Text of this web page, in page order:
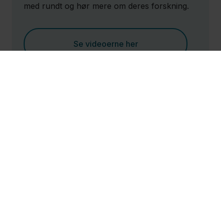
med rundt og hør mere om deres forskning.
Se videoerne her